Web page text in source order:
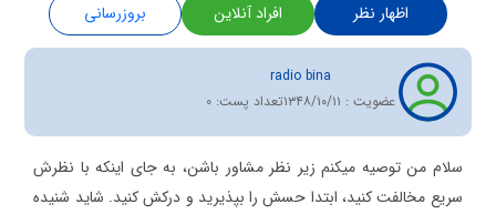
اظهار نظر افراد آنلاین بروزرسانی
radio bina
عضویت : ۱۳۴۸/۱۰/۱۱تعداد پست:0
سلام من توصیه میکنم زیر نظر مشاور باشن، به جای اینکه با نظرش
سریع مخالفت کنید، ابتدا حسش را بپذیرید و درکش کنید. شاید شنیده